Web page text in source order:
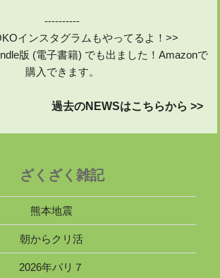
----------
インスタグラムもやってるよ！>>
版 (電子書籍) でも出ました！Amazonで
購入できます。
過去のNEWSはこちらから >>
ざくざく雑記
熊本地震
朝からクリ活
2026年パリ７